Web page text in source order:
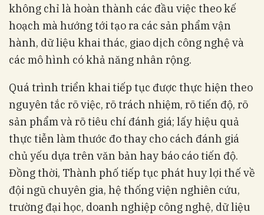
không chỉ là hoàn thành các đầu việc theo kế
hoạch mà hướng tới tạo ra các sản phẩm vận
hành, dữ liệu khai thác, giao dịch công nghệ và
các mô hình có khả năng nhân rộng.
Quá trình triển khai tiếp tục được thực hiện theo
nguyên tắc rõ việc, rõ trách nhiệm, rõ tiến độ, rõ
sản phẩm và rõ tiêu chí đánh giá; lấy hiệu quả
thực tiễn làm thước đo thay cho cách đánh giá
chủ yếu dựa trên văn bản hay báo cáo tiến độ.
Đồng thời, Thành phố tiếp tục phát huy lợi thế về
đội ngũ chuyên gia, hệ thống viện nghiên cứu,
trường đại học, doanh nghiệp công nghệ, dữ liệu